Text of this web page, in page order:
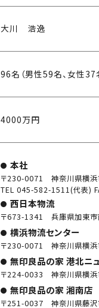
大川 浩逸
96名（男性59名、女性37
4000万円
本社
〒230-0071 神奈川県横
TEL 045-582-1511(代表)
西日本物流
〒673-1341 兵庫県加東
横浜物流センター
〒230-0071 神奈川県横
無印良品の家 港北ニ
〒224-0033 神奈川県横浜
無印良品の家 湘南店
〒251-0037 神奈川県藤